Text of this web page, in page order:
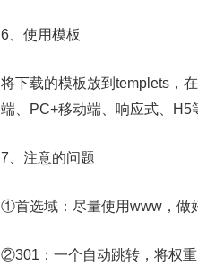
6、使用模板
将下载的模板放到templets，
端、PC+移动端、响应式、H5
7、注意的问题
①首选域：尽量使用www，做
②301：一个自动跳转，将权重